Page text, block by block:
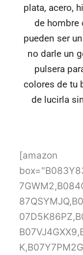
plata, acero,
de hombre
pueden ser
no darle un
pulsera
colores de tu
de lucirla
[amazon